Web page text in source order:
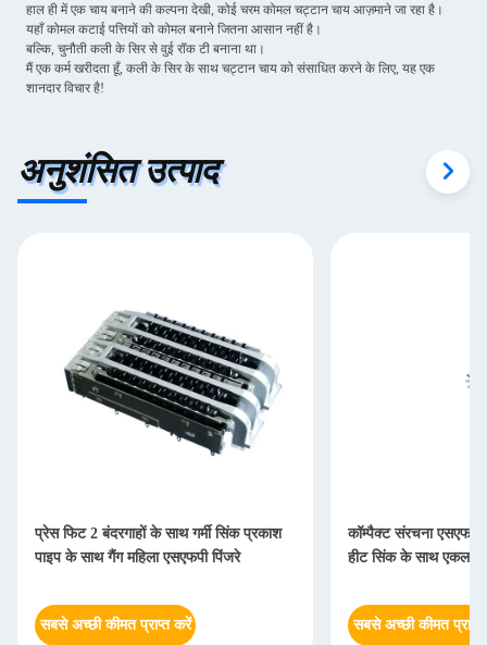
हाल ही में एक चाय बनाने की कल्पना देखी, कोई चरम कोमल चट्टान चाय आज़माने जा रहा है।
यहाँ कोमल कटाई पत्तियों को कोमल बनाने जितना आसान नहीं है।
बल्कि, चुनौती कली के सिर से वुई रॉक टी बनाना था।
मैं एक कर्म खरीदता हूँ, कली के सिर के साथ चट्टान चाय को संसाधित करने के लिए, यह एक
शानदार विचार है!
अनुशंसित उत्पाद
प्रेस फिट 2 बंदरगाहों के साथ गर्मी सिंक प्रकाश
पाइप के साथ गैंग महिला एसएफपी पिंजरे
सबसे अच्छी कीमत प्राप्त करें
कॉम्पैक्ट संरचना
हीट सिंक के साथ एकल
सबसे अच्छी कीमत